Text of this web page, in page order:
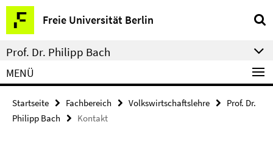
Springe
direkt
zu
Inhalt
Freie Universität Berlin
Service-
Navigation
Prof. Dr. Philipp Bach
MENÜ
Startseite Fachbereich Volkswirtschaftslehre
Prof. Dr.
Philipp Bach
Kontakt